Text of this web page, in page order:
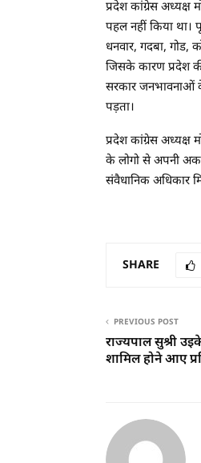
प्रदेश कांग्रेस
पहल नहीं किया था।
धनवार, गदबा, गोड,
जिसके कारण प्रदेश
सरकार जनभावनाओं
पड़ता।
प्रदेश कांग्रेस
के लोगो से अपनी
संवैधानिक अधिकार
SHARE
PREVIOUS POST
राज्यपाल सुश्री
शामिल होने आए